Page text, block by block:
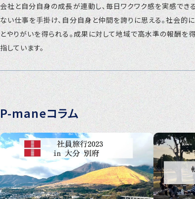
会社と自分自身の成長が連動し、毎日ワクワク感を実感でき
ない仕事を手掛け、自分自身と仲間を誇りに思える。社会的
とやりがいを得られる。成果に対して地域で高水準の報酬を
指しています。
P-maneコラム